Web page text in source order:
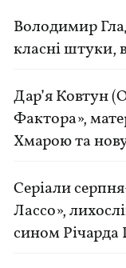
Володимир
класні штуки,
Дар’я Ковтун
Фактора»,
Хмарою та
Серіали
Лассо»,
сином Річарда